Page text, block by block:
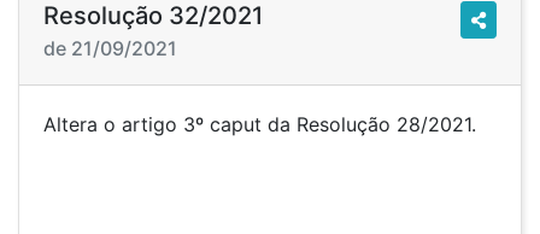
Resolução 32/2021
de 21/09/2021
Altera o artigo 3º caput da Resolução 28/2021.